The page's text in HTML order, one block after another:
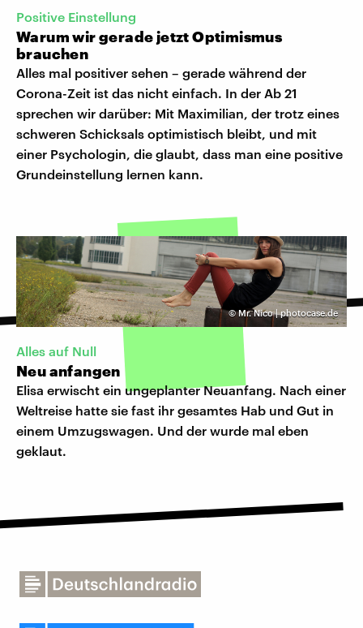
Positive Einstellung
Warum wir gerade jetzt Optimismus
brauchen
Alles mal positiver sehen – gerade während der
Corona-Zeit ist das nicht einfach. In der Ab 21
sprechen wir darüber: Mit Maximilian, der trotz eines
schweren Schicksals optimistisch bleibt, und mit
einer Psychologin, die glaubt, dass man eine positive
Grundeinstellung lernen kann.
©Mr. Nico | photocase.de
Alles auf Null
Neu anfangen
Elisa erwischt ein ungeplanter Neuanfang. Nach einer
Weltreise hatte sie fast ihr gesamtes Hab und Gut in
einem Umzugswagen. Und der wurde mal eben
geklaut.